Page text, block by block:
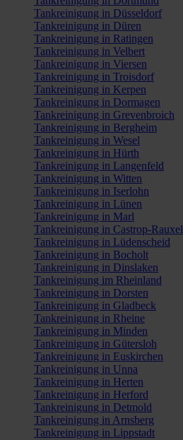
Tankreinigung in Düsseldorf
Tankreinigung in Düren
Tankreinigung in Ratingen
Tankreinigung in Velbert
Tankreinigung in Viersen
Tankreinigung in Troisdorf
Tankreinigung in Kerpen
Tankreinigung in Dormagen
Tankreinigung in Grevenbroich
Tankreinigung in Bergheim
Tankreinigung in Wesel
Tankreinigung in Hürth
Tankreinigung in Langenfeld
Tankreinigung in Witten
Tankreinigung in Iserlohn
Tankreinigung in Lünen
Tankreinigung in Marl
Tankreinigung in Castrop-Rauxel
Tankreinigung in Lüdenscheid
Tankreinigung in Bocholt
Tankreinigung in Dinslaken
Tankreinigung im Rheinland
Tankreinigung in Dorsten
Tankreinigung in Gladbeck
Tankreinigung in Rheine
Tankreinigung in Minden
Tankreinigung in Gütersloh
Tankreinigung in Euskirchen
Tankreinigung in Unna
Tankreinigung in Herten
Tankreinigung in Herford
Tankreinigung in Detmold
Tankreinigung in Arnsberg
Tankreinigung in Lippstadt